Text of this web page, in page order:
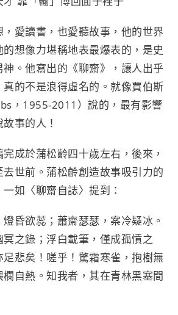
k 愛讀書，也愛聽故事，他的世界
想像力堪稱地表最爆表的，是史
。他寫出的《聊齋》，讓人出乎
的不是浪得虛名的。就像賈伯斯
，1955-2011）說的，最有影響
事的人！
完成於蒲松齡四十歲左右，後來，
世前。蒲松齡創造故事吸引力的
如〈聊齋自誌〉提到：
燈昏欲蕊；蕭齋瑟瑟，案冷疑冰。
之錄；浮白載筆，僅成孤憤之
悲矣！嗟乎！驚霜寒雀，抱樹無
自熱。知我者，其在青林黑塞間